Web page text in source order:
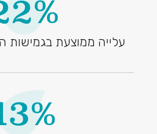
עלייה ממוצעת בגמישות העור